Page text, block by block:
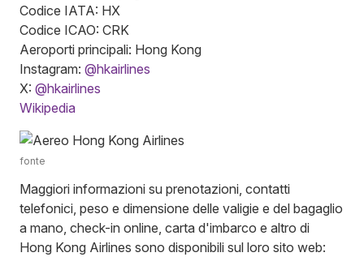
Codice IATA: HX
Codice ICAO: CRK
Aeroporti principali: Hong Kong
Instagram: @hkairlines
X: @hkairlines
Wikipedia
fonte
Maggiori informazioni su prenotazioni, contatti
telefonici, peso e dimensione delle valigie e del bagaglio
a mano, check-in online, carta d'imbarco e altro di
Hong Kong Airlines sono disponibili sul loro sito web: